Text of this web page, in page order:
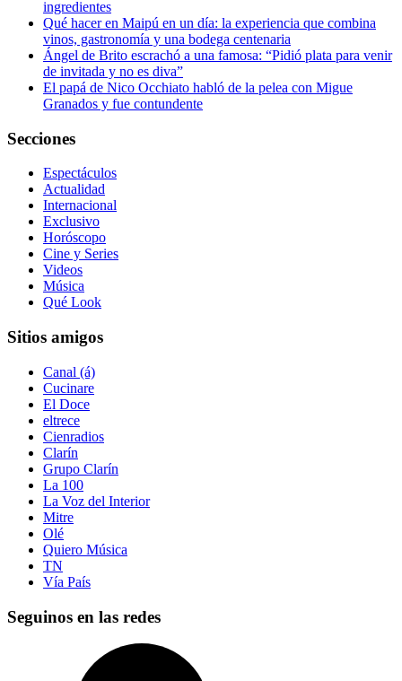
ingredientes
Qué hacer en Maipú en un día: la experiencia que combina
vinos, gastronomía y una bodega centenaria
Ángel de Brito escrachó a una famosa: “Pidió plata para venir
de invitada y no es diva”
El papá de Nico Occhiato habló de la pelea con Migue
Granados y fue contundente
Secciones
Espectáculos
Actualidad
Internacional
Exclusivo
Horóscopo
Cine y Series
Videos
Música
Qué Look
Sitios amigos
Canal (á)
Cucinare
El Doce
eltrece
Cienradios
Clarín
Grupo Clarín
La 100
La Voz del Interior
Mitre
Olé
Quiero Música
TN
Vía País
Seguinos en las redes